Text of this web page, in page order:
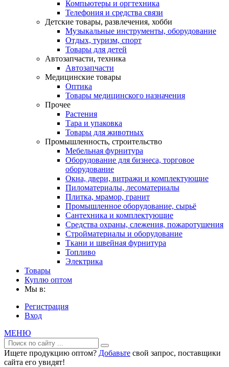
Компьютеры и оргтехника
Телефония и средства связи
Детские товары, развлечения, хобби
Музыкальные инструменты, оборудование
Отдых, туризм, спорт
Товары для детей
Автозапчасти, техника
Автозапчасти
Медицинские товары
Оптика
Товары медицинского назначения
Прочее
Растения
Тара и упаковка
Товары для животных
Промышленность, строительство
Мебельная фурнитура
Оборудование для бизнеса, торговое
оборудование
Окна, двери, витражи и комплектующие
Пиломатериалы, лесоматериалы
Плитка, мрамор, гранит
Промышленное оборудование, сырьё
Сантехника и комплектующие
Средства охраны, слежения, пожаротушения
Стройматериалы и оборудование
Ткани и швейная фурнитура
Топливо
Электрика
Товары
Куплю оптом
Мы в:
Регистрация
Вход
МЕНЮ
Ищете продукцию оптом? Добавьте свой запрос, поставщики
сайта его увидят!